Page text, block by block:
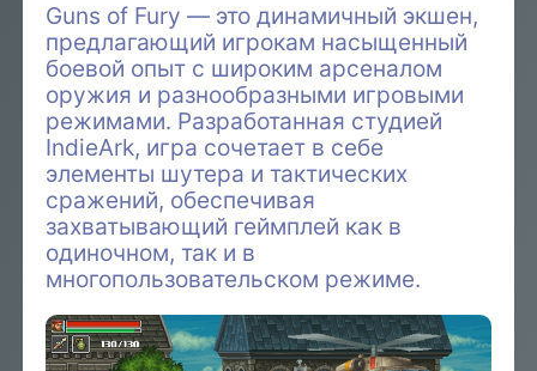
Guns of Fury — это динамичный экшен,
предлагающий игрокам насыщенный
боевой опыт с широким арсеналом
оружия и разнообразными игровыми
режимами. Разработанная студией
IndieArk, игра сочетает в себе
элементы шутера и тактических
сражений, обеспечивая
захватывающий геймплей как в
одиночном, так и в
многопользовательском режиме.